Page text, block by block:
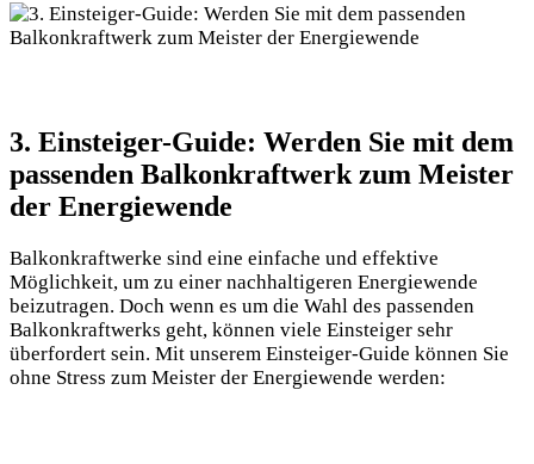
3. Einsteiger-Guide: Werden Sie mit dem
passenden Balkonkraftwerk zum Meister
der Energiewende
Balkonkraftwerke sind eine einfache und effektive
Möglichkeit, um zu einer nachhaltigeren Energiewende
beizutragen. Doch wenn es um die Wahl des passenden
Balkonkraftwerks geht, können viele Einsteiger sehr
überfordert sein. Mit unserem Einsteiger-Guide können Sie
ohne Stress zum Meister der Energiewende werden: